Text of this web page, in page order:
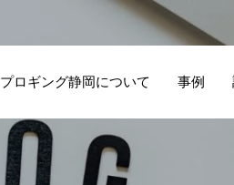
プロギング静岡について 事例